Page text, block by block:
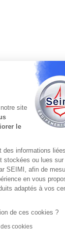
au service
apportons des
navale, de refit,
entreprises de
site
le
des informations
stockées ou lues sur
SEIMI, afin de
en vous
adaptés à vos
de ces cookies ?
cookies